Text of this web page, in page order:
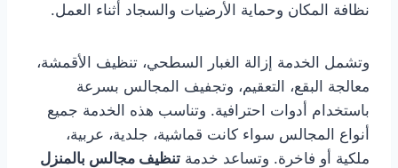
نظافة المكان وحماية الأرضيات والسجاد أثناء العمل.
وتشمل الخدمة إزالة الغبار السطحي، تنظيف الأقمشة،
معالجة البقع، التعقيم، وتجفيف المجالس بسرعة
باستخدام أدوات احترافية. وتناسب هذه الخدمة جميع
أنواع المجالس سواء كانت قماشية، جلدية، عربية،
ملكية أو فاخرة. وتساعد خدمة تنظيف مجالس بالمنزل